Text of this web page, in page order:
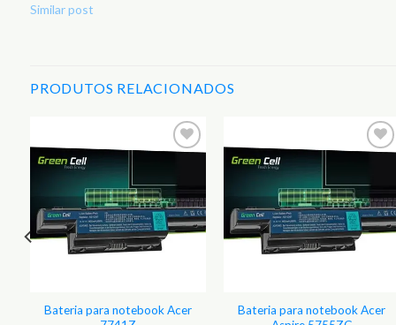
Similar post
PRODUTOS RELACIONADOS
Favoritos
Bateria para notebook Acer
Favoritos
Bateria para notebook Acer